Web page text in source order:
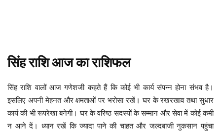
सिंहराशिआजकाराशिफल
सिंह राशि वालों आज गणेशजी कहते हैं कि कोई भी कार्य संपन्न होना संभव है।
इसलिए अपनी मेहनत और क्षमताओं पर भरोसा रखें। घर के रखरखाव तथा सुधार
कार्य की भी रूपरेखा बनेगी। घर के वरिष्ठ सदस्यों के सम्मान और सेवा में कोई कमी
न आने दें। ध्यान रखें कि ज्यादा पाने की चाहत और जल्दबाजी नुकसान पहुंचा